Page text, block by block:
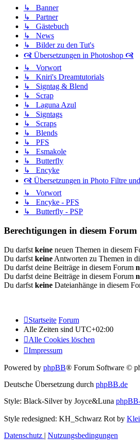
↳ Banner
↳ Partner
↳ Gästebuch
↳ News
↳ Bilder zu den Tut's
🙧 Übersetzungen in Photoshop 🙧
↳ Vorwort
↳ Kniri's Dreamtutorials
↳ Signtag & Blend
↳ Scrap
↳ Laguna Azul
↳ Signtags
↳ Scraps
↳ Blends
↳ PFS
↳ Esmakole
↳ Butterfly
↳ Encyke
🙧 Übersetzungen in Photo Filtre
↳ Vorwort
↳ Encyke - PFS
↳ Butterfly - PSP
Berechtigungen in diesem Forum
Du darfst keine neuen Themen in diesem
Du darfst keine Antworten zu Themen in
Du darfst deine Beiträge in diesem Forum
Du darfst deine Beiträge in diesem Forum
Du darfst keine Dateianhänge in diesem
Startseite Forum
Alle Zeiten sind UTC+02:00
Alle Cookies löschen
Impressum
Powered by phpBB® Forum Software ©
Deutsche Übersetzung durch phpBB.de
Style: Black-Silver by Joyce&Luna
Style redesigned: KH_Schwarz Rot by
Datenschutz | Nutzungsbedingungen